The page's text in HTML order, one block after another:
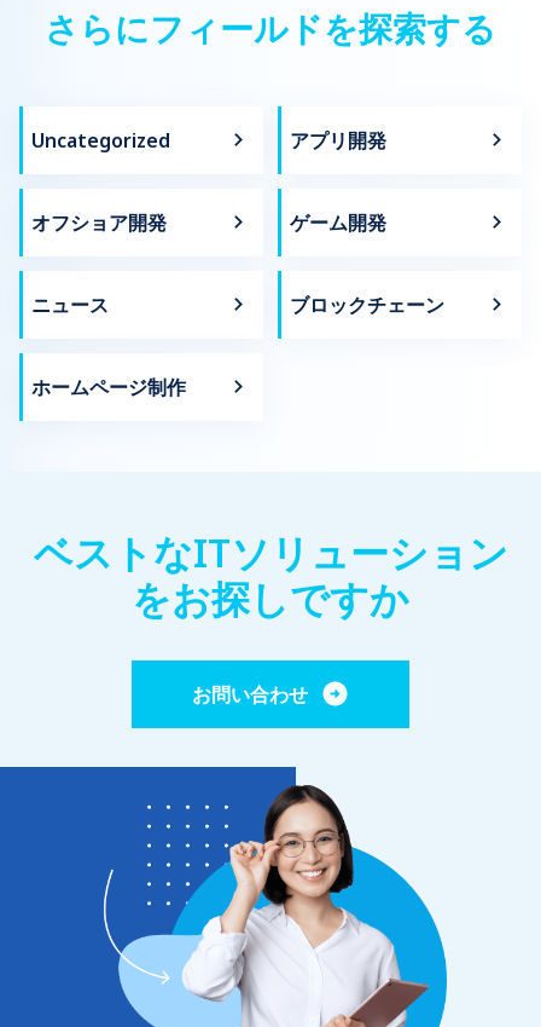
さらにフィールドを探索する
Uncategorized アプリ開発
オフショア開発 ゲーム開発
ニュース ブロックチェーン
ホームページ制作
ベストなITソリューション
をお探しですか
お問い合わせ